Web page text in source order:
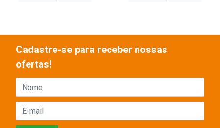
Cadastre-se para receber nossas
ofertas!